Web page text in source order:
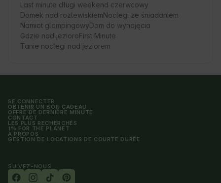
Last minute długi weekend czerwcowy
Domek nad rozlewiskiemNoclegi ze śniadaniem
Namiot glampingowyDom do wynajęcia
Gdzie nad jezioroFirst Minute
Tanie noclegi nad jeziorem
SE CONNECTER
OBTENIR UN BON CADEAU
OFFRE DE DERNIÈRE MINUTE
CONTACT
LES PLUS RECHERCHÉS
1% FOR THE PLANET
À PROPOS
GESTION DE LOCATIONS DE COURTE DURÉE
SUIVEZ-NOUS